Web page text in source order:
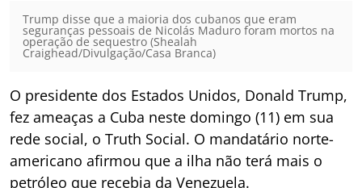
Trump disse que a maioria dos cubanos que eram
seguranças pessoais de Nicolás Maduro foram mortos na
operação de sequestro (Shealah
Craighead/Divulgação/Casa Branca)
O presidente dos Estados Unidos, Donald Trump,
fez ameaças a Cuba neste domingo (11) em sua
rede social, o Truth Social. O mandatário norte-
americano afirmou que a ilha não terá mais o
petróleo que recebia da Venezuela.